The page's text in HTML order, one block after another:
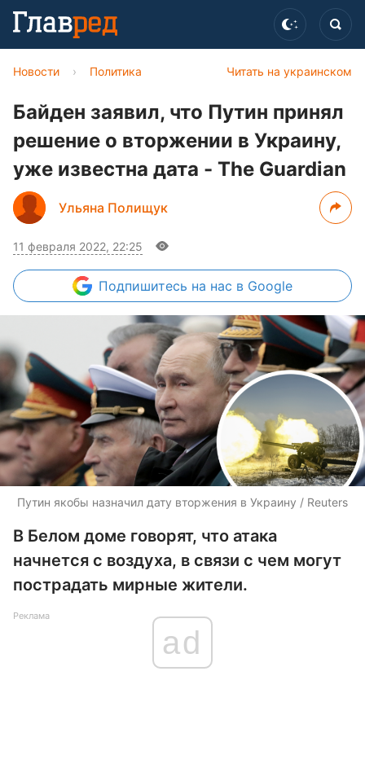
Читать на украинском
Новости › Политика
Байден заявил, что Путин принял
решение о вторжении в Украину,
уже известна дата - The Guardian
Ульяна Полищук
11 февраля 2022, 22:25
Подпишитесь на нас в Google
Путин якобы назначил дату вторжения в Украину / Reuters
В Белом доме говорят, что атака
начнется с воздуха, в связи с чем могут
пострадать мирные жители.
Реклама
ad